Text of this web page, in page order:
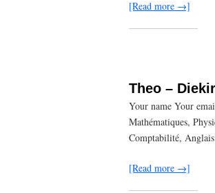
[Read more →]
Theo –
Your name Your
Mathématiques,
Comptabilité,
[Read more →]